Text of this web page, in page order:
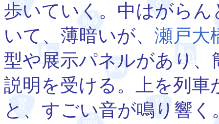
歩いていく。中はがらん
いて、薄暗いが、 瀬戸大
型や展示パネルがあり、
説明を受ける。上を列車
と、すごい音が鳴り響く